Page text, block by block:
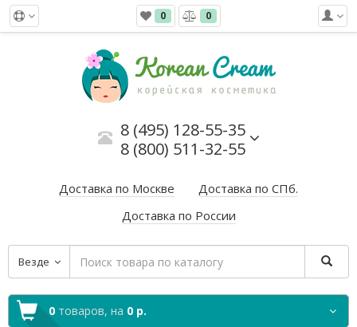
0 0
8 (495) 128-55-35
8 (800) 511-32-55
Доставка по Москве
Доставка по СПб.
Доставка по России
Везде
0 товаров, на 0 р.